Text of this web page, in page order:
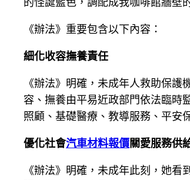
《辦法》重要包含以下內容：
細化收容撫養責任
《辦法》明確，未成年人救助保護
容、撫養由平易近政部門依法臨時
照顧、基礎醫療、教導服務、平安
優化社會汽車材料報價關愛服務供
《辦法》明確，未成年此刻，她看